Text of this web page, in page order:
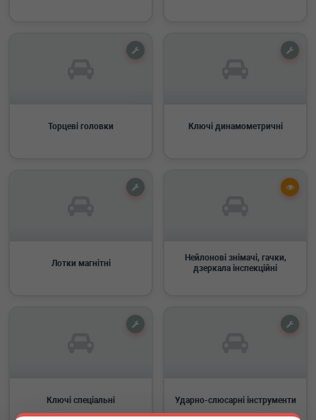
Торцеві головки Ключі динамометричні
Лотки магнітні
Нейлонові знімачі, гачки,
дзеркала інспекційні
Ключі спеціальні Ударно-слюсарні інструменти